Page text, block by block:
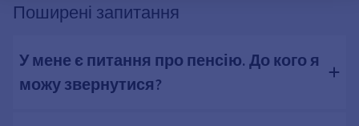
Поширені запитання
У мене є питання про пенсію. До кого я
можу звернутися?